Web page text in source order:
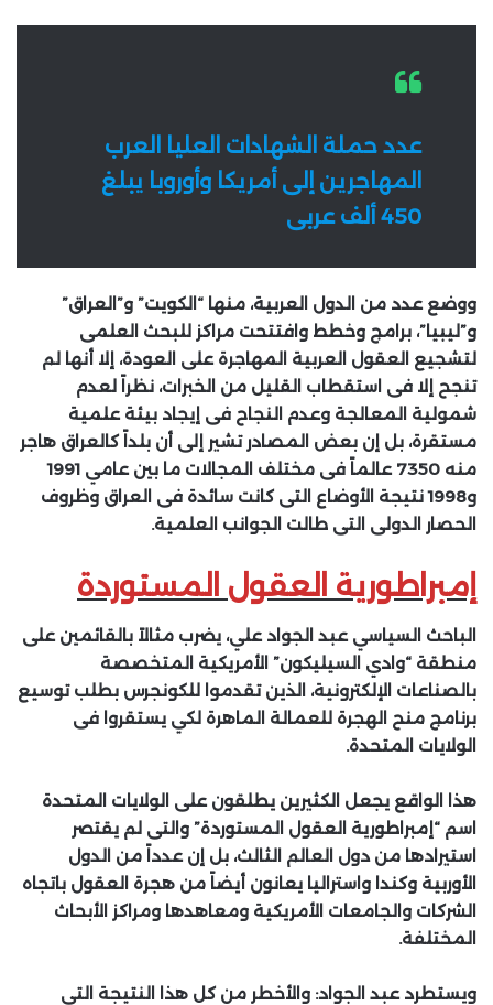
عدد حملة الشهادات العليا العرب
المهاجرين إلى أمريكا وأوروبا يبلغ
450 ألف عربى
ووضع عدد من الدول العربية، منها “الكويت” و”العراق”
و”ليبيا”، برامج وخطط وافتتحت مراكز للبحث العلمى
لتشجيع العقول العربية المهاجرة على العودة، إلا أنها لم
تنجح إلا فى استقطاب القليل من الخبرات، نظراً لعدم
شمولية المعالجة وعدم النجاح فى إيجاد بيئة علمية
مستقرة، بل إن بعض المصادر تشير إلى أن بلداً كالعراق هاجر
منه 7350 عالماً فى مختلف المجالات ما بين عامي 1991
و1998 نتيجة الأوضاع التى كانت سائدة فى العراق وظروف
الحصار الدولى التى طالت الجوانب العلمية.
إمبراطورية العقول المستوردة
الباحث السياسي عبد الجواد علي، يضرب مثالاً بالقائمين على
منطقة “وادي السيليكون” الأمريكية المتخصصة
بالصناعات الإلكترونية، الذين تقدموا للكونجرس بطلب توسيع
برنامج منح الهجرة للعمالة الماهرة لكي يستقروا فى
الولايات المتحدة.
هذا الواقع يجعل الكثيرين يطلقون على الولايات المتحدة
اسم “إمبراطورية العقول المستوردة” والتى لم يقتصر
استيرادها من دول العالم الثالث، بل إن عدداً من الدول
الأوربية وكندا واستراليا يعانون أيضاً من هجرة العقول باتجاه
الشركات والجامعات الأمريكية ومعاهدها ومراكز الأبحاث
المختلفة.
ويستطرد عبد الجواد: والأخطر من كل هذا النتيجة التى